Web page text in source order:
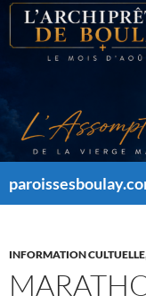
Aller
contenu
INFORMATION CULTUELLE